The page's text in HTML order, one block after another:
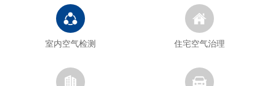
室内空气检测 住宅空气治理